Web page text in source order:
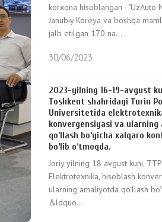
korxona hisoblangan - "UzAuto
Janubiy Koreya va boshqa
jalb etilgan 170 na...
30/06/2023
2023-yilning 16-19-avgust
Toshkent shahridagi Turin
Universitetida
konvergensiyasi va ularning
qo’llash bo‘yicha xalqaro
bo‘lib o‘tmoqda.
Joriy yilning 18 avgust kuni,
Elektrotexnika, hisoblash
ularning amaliyotda qo’llash
&ldquo...